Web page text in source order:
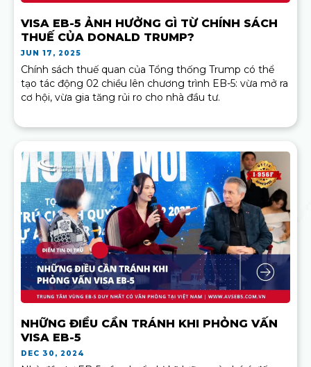
VISA EB-5 ẢNH HƯỞNG GÌ TỪ CHÍNH SÁCH
THUẾ CỦA DONALD TRUMP?
JUN 17, 2025
Chính sách thuế quan của Tổng thống Trump có thể
tạo tác động 02 chiều lên chương trình EB-5: vừa mở ra
cơ hội, vừa gia tăng rủi ro cho nhà đầu tư.
NHỮNG ĐIỀU CẦN TRÁNH KHI PHỎNG VẤN
VISA EB-5
DEC 30, 2024